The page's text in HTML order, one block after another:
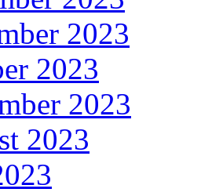
2023
2023
2023
2023